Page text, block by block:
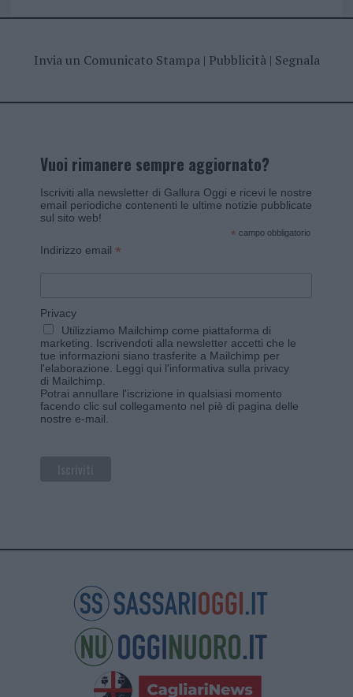
Invia un Comunicato Stampa| Pubblicità| Segnala
Vuoi rimanere sempre aggiornato?
Iscriviti alla newsletter di Gallura Oggi e ricevi le nostre
email periodiche contenenti le ultime notizie pubblicate
sul sito web!
* campo obbligatorio
Indirizzo email *
Privacy
Utilizziamo Mailchimp come piattaforma di
marketing. Iscrivendoti alla newsletter accetti che le
tue informazioni siano trasferite a Mailchimp per
l'elaborazione. Leggi qui l'informativa sulla privacy
di Mailchimp
Potrai annullare l'iscrizione in qualsiasi momento
facendo clic sul collegamento nel piè di pagina delle
nostre e-mail.